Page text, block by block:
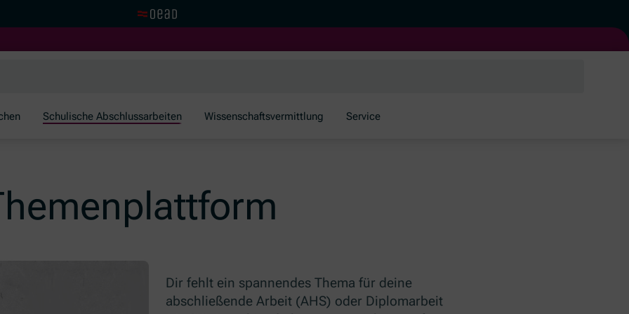
Schulische Abschlussarbeiten Wissenschaftsvermittlung Service
Dir fehlt ein spannendes Thema für deine
abschließende Arbeit (AHS) oder Diplomarbeit